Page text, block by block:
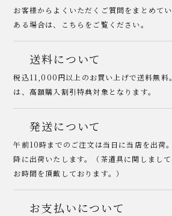
お客様からよくいただくご質問をまとめて
ある場合は、こちらをご覧ください。
送料について
税込11,000円以上のお買い上げで送料無料
は、高額購入割引特典対象となります。
発送について
午前10時までのご注文は当日に当店を出荷
降に出荷いたします。（茶道具に関しまし
お時間を頂戴しております。）
お支払いについて